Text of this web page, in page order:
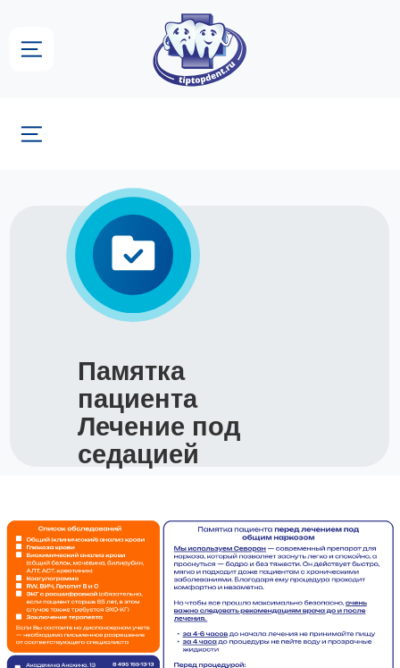
Группа стоматологических
центров «ТИП-ТОП»
Памятка
пациента
Лечение под
седацией